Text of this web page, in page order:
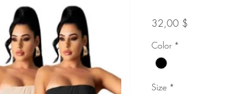
32,00 $
Color *
Size *